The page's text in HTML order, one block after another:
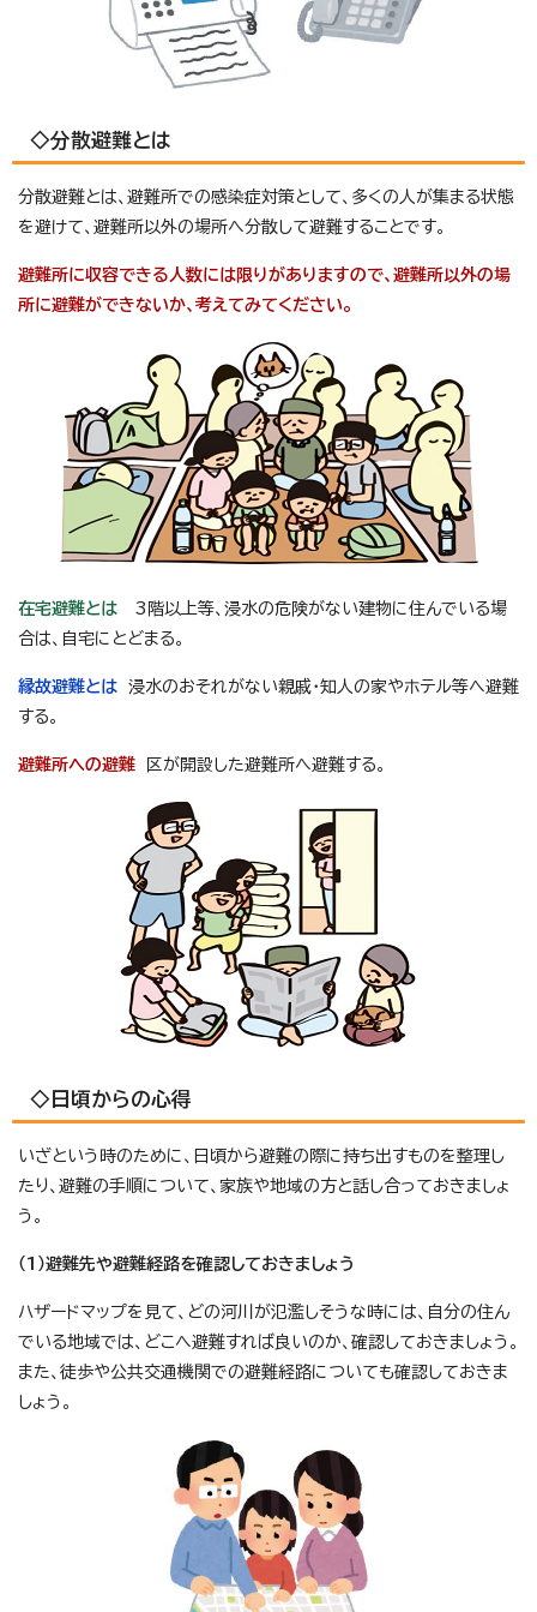
◇分散避難とは
分散避難とは、避難所での感染症対策として、多くの人が集まる状態
を避けて、避難所以外の場所へ分散して避難することです。
避難所に収容できる人数には限りがありますので、避難所以外の場
所に避難ができないか、考えてみてください。
在宅避難とは 3階以上等、浸水の危険がない建物に住んでいる場
合は、自宅にとどまる。
縁故避難とは 浸水のおそれがない親戚・知人の家やホテル等へ避難
する。
避難所への避難 区が開設した避難所へ避難する。
◇日頃からの心得
いざという時のために、日頃から避難の際に持ち出すものを整理し
たり、避難の手順について、家族や地域の方と話し合っておきましょ
う。
（1）避難先や避難経路を確認しておきましょう
ハザードマップを見て、どの河川が氾濫しそうな時には、自分の住ん
でいる地域では、どこへ避難すれば良いのか、確認しておきましょう。
また、徒歩や公共交通機関での避難経路についても確認しておきま
しょう。